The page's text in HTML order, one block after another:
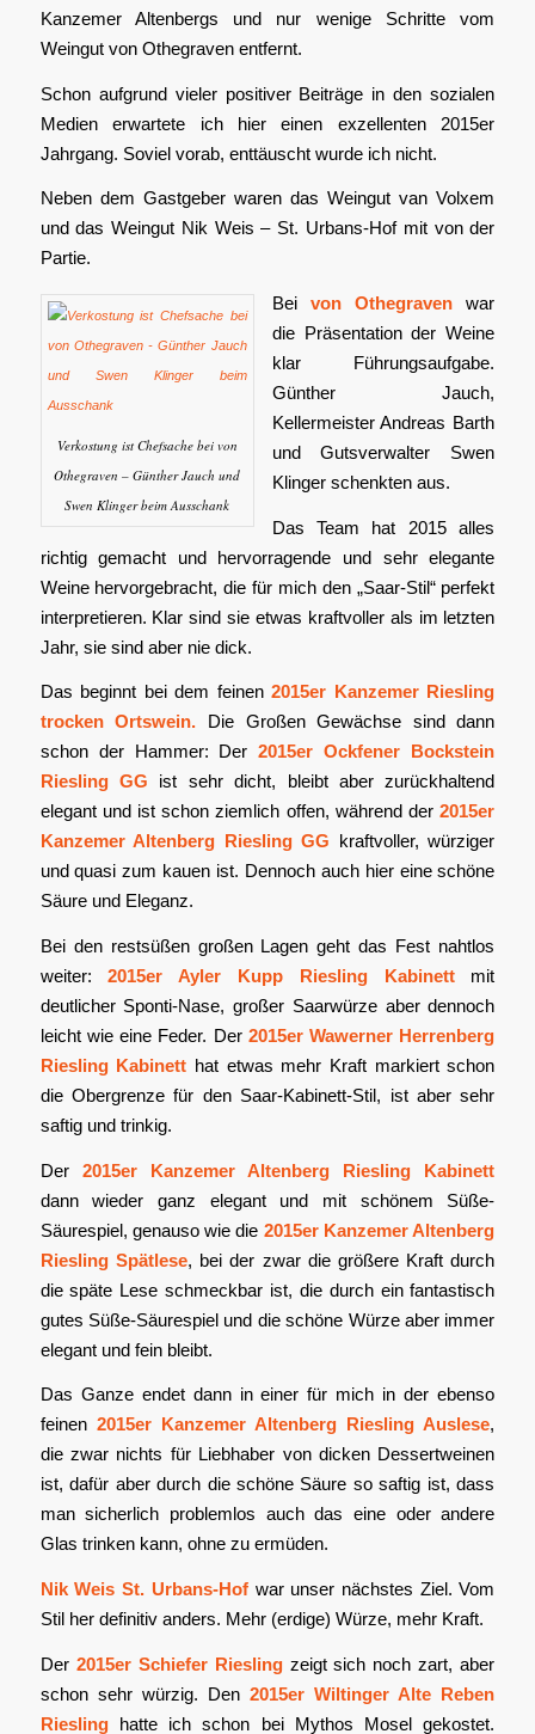
Kanzemer Altenbergs und nur wenige Schritte vom
Weingut von Othegraven entfernt.
Schon aufgrund vieler positiver Beiträge in den sozialen
Medien erwartete ich hier einen exzellenten 2015er
Jahrgang. Soviel vorab, enttäuscht wurde ich nicht.
Neben dem Gastgeber waren das Weingut van Volxem
und das Weingut Nik Weis – St. Urbans-Hof mit von der
Partie.
Verkostung ist Chefsache bei von
Othegraven – Günther Jauch und
Swen Klinger beim Ausschank
Bei von Othegraven war
die Präsentation der Weine
klar Führungsaufgabe.
Günther Jauch,
Kellermeister Andreas Barth
und Gutsverwalter Swen
Klinger schenkten aus.
Das Team hat 2015 alles
richtig gemacht und hervorragende und sehr elegante
Weine hervorgebracht, die für mich den „Saar-Stil“ perfekt
interpretieren. Klar sind sie etwas kraftvoller als im letzten
Jahr, sie sind aber nie dick.
Das beginnt bei dem feinen2015er Kanzemer Riesling
trocken Ortswein. Die Großen Gewächse sind dann
schon der Hammer: Der2015er Ockfener Bockstein
Riesling GG ist sehr dicht, bleibt aber zurückhaltend
elegant und ist schon ziemlich offen, während der2015er
Kanzemer Altenberg Riesling GG kraftvoller, würziger
und quasi zum kauen ist. Dennoch auch hier eine schöne
Säure und Eleganz.
Bei den restsüßen großen Lagen geht das Fest nahtlos
weiter:2015er Ayler Kupp Riesling Kabinettmit
deutlicher Sponti-Nase, großer Saarwürze aber dennoch
leicht wie eine Feder. Der 2015er Wawerner Herrenberg
Riesling Kabinett hat etwas mehr Kraft markiert schon
die Obergrenze für den Saar-Kabinett-Stil, ist aber sehr
saftig und trinkig.
Der 2015er Kanzemer Altenberg Riesling Kabinett
dann wieder ganz elegant und mit schönem Süße-
Säurespiel, genauso wie die 2015er Kanzemer Altenberg
Riesling Spätlese, bei der zwar die größere Kraft durch
die späte Lese schmeckbar ist, die durch ein fantastisch
gutes Süße-Säurespiel und die schöne Würze aber immer
elegant und fein bleibt.
Das Ganze endet dann in einer für mich in der ebenso
feinen 2015er Kanzemer Altenberg Riesling Auslese,
die zwar nichts für Liebhaber von dicken Dessertweinen
ist, dafür aber durch die schöne Säure so saftig ist, dass
man sicherlich problemlos auch das eine oder andere
Glas trinken kann, ohne zu ermüden.
Nik Weis St. Urbans-Hofwar unser nächstes Ziel. Vom
Stil her definitiv anders. Mehr (erdige) Würze, mehr Kraft.
Der 2015er Schiefer Rieslingzeigt sich noch zart, aber
schon sehr würzig. Den2015er Wiltinger Alte Reben
Rieslinghatte ich schon bei Mythos Mosel gekostet.